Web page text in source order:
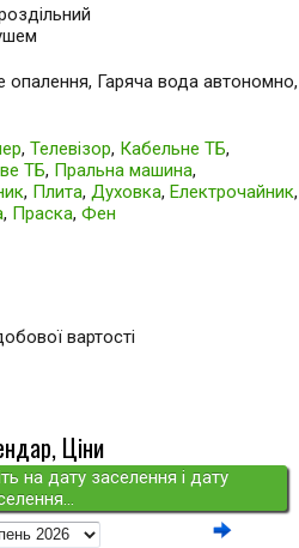
опалення, Гаряча вода автономно,
, Телевізор, Кабельне ТБ,
ТБ, Пральна машина,
, Плита, Духовка, Електрочайник,
, Праска, Фен
вартості
Ціни
на дату заселення і дату